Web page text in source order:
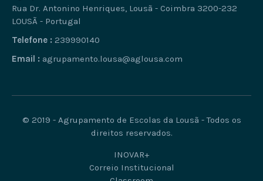
Rua Dr. Antonino Henriques, Lousã - Coimbra 3200-232
LOUSÃ - Portugal
Telefone : 239990140
Email : agrupamento.lousa@aglousa.com
© 2019 - Agrupamento de Escolas da Lousã - Todos os
direitos reservados.
INOVAR+
Correio Institucional